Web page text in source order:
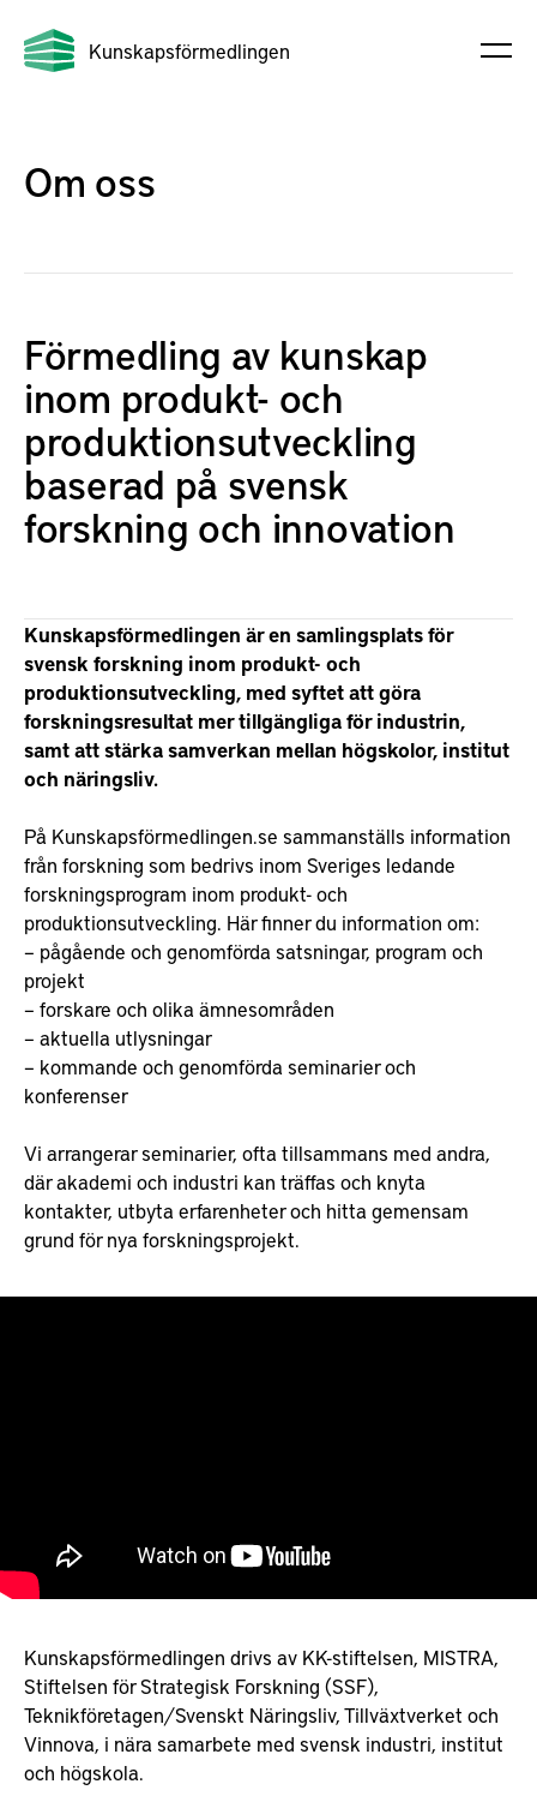
Kunskapsförmedlingen
Om oss
Förmedling av kunskap
inom produkt- och
produktionsutveckling
baserad på svensk
forskning och innovation
Kunskapsförmedlingen är en samlingsplats för
svensk forskning inom produkt- och
produktionsutveckling, med syftet att göra
forskningsresultat mer tillgängliga för industrin,
samt att stärka samverkan mellan högskolor, institut
och näringsliv.
På Kunskapsförmedlingen.se sammanställs information
från forskning som bedrivs inom Sveriges ledande
forskningsprogram inom produkt- och
produktionsutveckling. Här finner du information om:
– pågående och genomförda satsningar, program och
projekt
– forskare och olika ämnesområden
– aktuella utlysningar
– kommande och genomförda seminarier och
konferenser
Vi arrangerar seminarier, ofta tillsammans med andra,
där akademi och industri kan träffas och knyta
kontakter, utbyta erfarenheter och hitta gemensam
grund för nya forskningsprojekt.
Kunskapsförmedlingen drivs av KK-stiftelsen, MISTRA,
Stiftelsen för Strategisk Forskning (SSF),
Teknikföretagen/Svenskt Näringsliv, Tillväxtverket och
Vinnova, i nära samarbete med svensk industri, institut
och högskola.